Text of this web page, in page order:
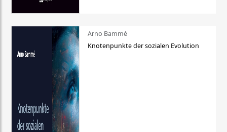
Arno Bammé
Knotenpunkte der sozialen Evolution